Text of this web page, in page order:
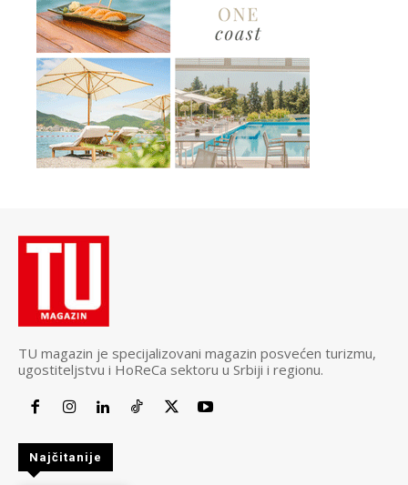
TU magazin je specijalizovani magazin posvećen turizmu,
ugostiteljstvu i HoReCa sektoru u Srbiji i regionu.
Najčitanije